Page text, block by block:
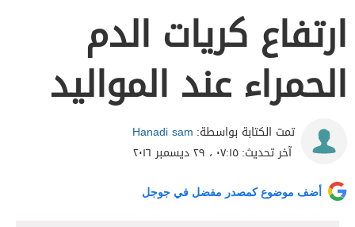
ارتفاع كريات الدم
الحمراء عند المواليد
تمت الكتابة بواسطة: Hanadi sam
آخر تحديث:٠٧:١٥ ، ٢٩ ديسمبر ٢٠١٦
أضف موضوع كمصدر مفضل في جوجل